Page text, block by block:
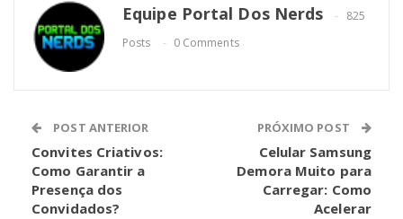
Equipe Portal Dos Nerds
825
Posts
0 Comments
POST ANTERIOR
Convites Criativos:
Como Garantir a
Presença dos
Convidados?
PRÓXIMO POST
Celular Samsung
Demora Muito para
Carregar: Como
Acelerar